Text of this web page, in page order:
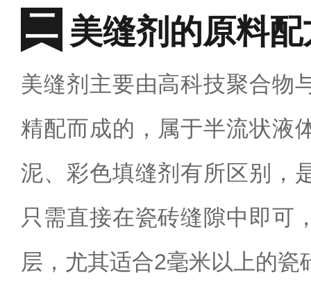
美缝剂的原料配
美缝剂主要由高科技聚合物
精配而成的，属于半流状液
泥、彩色填缝剂有所区别，
只需直接在瓷砖缝隙中即可
层，尤其适合2毫米以上的瓷